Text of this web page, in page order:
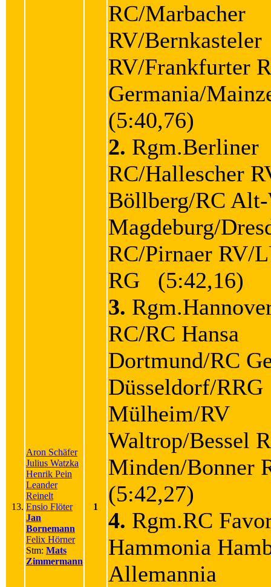
13.
Aron Schäfer
Julius Watzka
Henrik Pein
Leander
Reinelt
Ensio Flöter
Jan
Bornemann
Felix Hörner
Stm: Mats
Zimmermann
1
RC/Marbacher
RV/Bernkasteler
RV/Frankfurter
Germania/
(5:40,76)
2. Rgm.Berliner
RC/Hallescher
Böllberg/RC Alt-
Magdeburg/
RC/Pirnaer RV/
RG (5:42,16)
3.
RC/RC Hansa
Dortmund/RC
Düsseldorf/RRG
Mülheim/RV
Waltrop/Bessel
Minden/Bonner
(5:42,27)
4. Rgm.RC
Hammonia
Allemannia